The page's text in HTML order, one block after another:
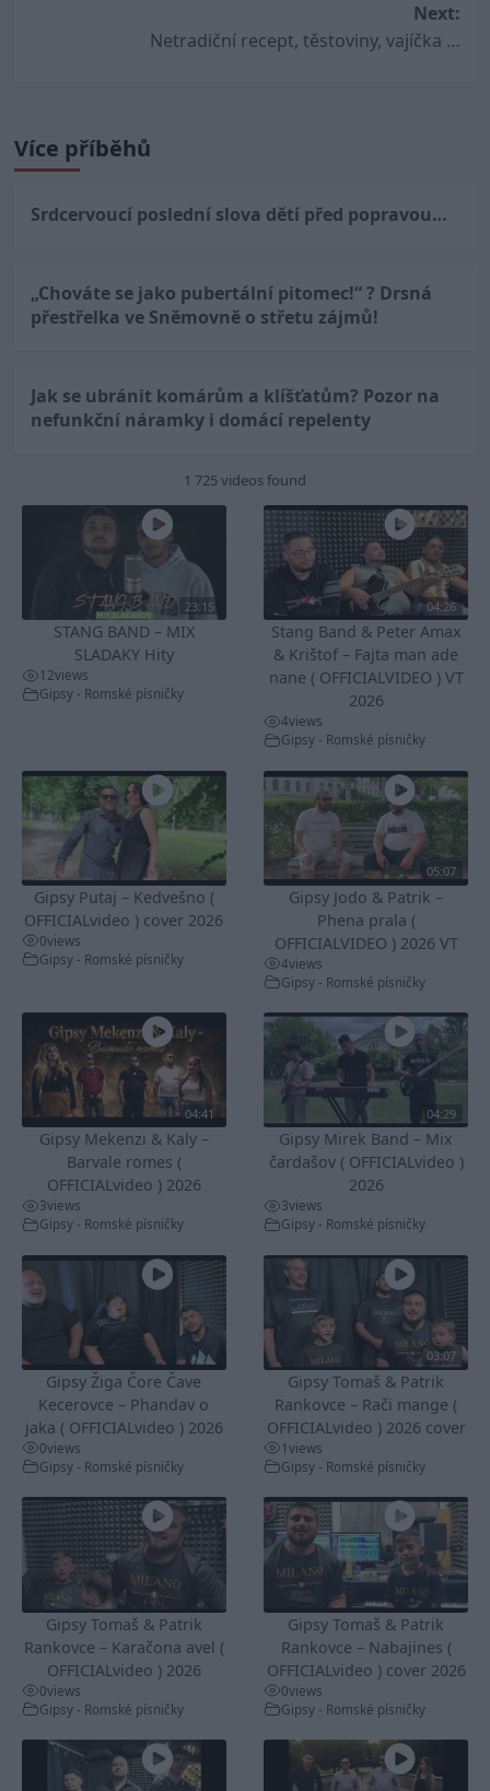
Next:
Netradiční recept, těstoviny, vajíčka …
Více příběhů
Srdcervoucí poslední slova dětí před popravou…
„Chováte se jako pubertální pitomec!“ ? Drsná
přestřelka ve Sněmovně o střetu zájmů!
Jak se ubránit komárům a klíšťatům? Pozor na
nefunkční náramky i domácí repelenty
1 725 videos found
23:15
STANG BAND – MIX
SLADAKY Hity
12views
Gipsy - Romské písničky
04:26
Stang Band & Peter Amax
& Krištof – Fajta man ade
nane ( OFFICIALVIDEO ) VT
2026
4views
Gipsy - Romské písničky
Gipsy Putaj – Kedvešno (
OFFICIALvideo ) cover 2026
0views
Gipsy - Romské písničky
05:07
Gipsy Jodo & Patrik –
Phena prala (
OFFICIALVIDEO ) 2026 VT
4views
Gipsy - Romské písničky
04:41
Gipsy Mekenzi & Kaly –
Barvale romes (
OFFICIALvideo ) 2026
3views
Gipsy - Romské písničky
04:29
Gipsy Mirek Band – Mix
čardašov ( OFFICIALvideo )
2026
3views
Gipsy - Romské písničky
Gipsy Žiga Čore Čave
Kecerovce – Phandav o
jaka ( OFFICIALvideo ) 2026
0views
Gipsy - Romské písničky
03:07
Gipsy Tomaš & Patrik
Rankovce – Rači mange (
OFFICIALvideo ) 2026 cover
1views
Gipsy - Romské písničky
Gipsy Tomaš & Patrik
Rankovce – Karačona avel (
OFFICIALvideo ) 2026
0views
Gipsy - Romské písničky
Gipsy Tomaš & Patrik
Rankovce – Nabajines (
OFFICIALvideo ) cover 2026
0views
Gipsy - Romské písničky